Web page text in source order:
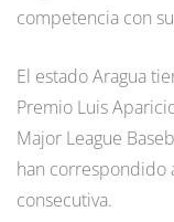
competencia con
El estado Aragua
Premio Luis
Major League
han correspondido
consecutiva.